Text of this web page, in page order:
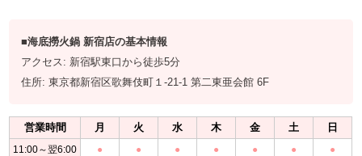
■海底撈火鍋 新宿店の基本情報
アクセス: 新宿駅東口から徒歩5分
住所: 東京都新宿区歌舞伎町１-21-1 第二東亜会館 6F
営業時間 月 火 水 木 金 土
日
11:00～翌6:00
● ● ● ● ● ● ●